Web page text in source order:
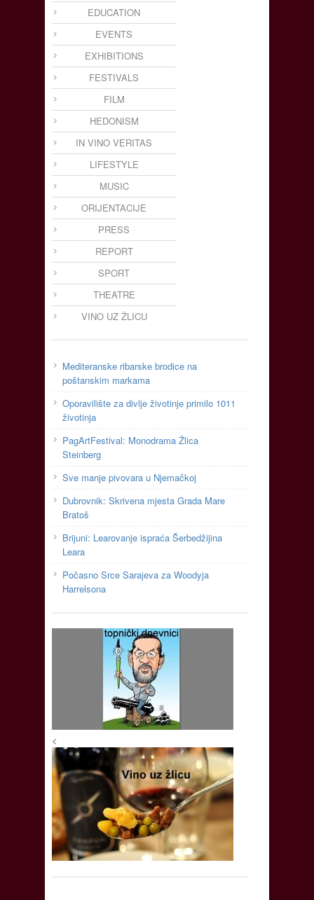
EDUCATION
EVENTS
EXHIBITIONS
FESTIVALS
FILM
HEDONISM
IN VINO VERITAS
LIFESTYLE
MUSIC
ORIJENTACIJE
PRESS
REPORT
SPORT
THEATRE
VINO UZ ŽLICU
Mediteranske ribarske brodice na
poštanskim markama
Oporavilište za divlje životinje primilo 1011
životinja
PagArtFestival: Monodrama Žlica
Steinberg
Sve manje pivovara u Njemačkoj
Dubrovnik: Skrivena mjesta Grada Mare
Bratoš
Brijuni: Learovanje ispraća Šerbedžijina
Leara
Počasno Srce Sarajeva za Woodyja
Harrelsona
<